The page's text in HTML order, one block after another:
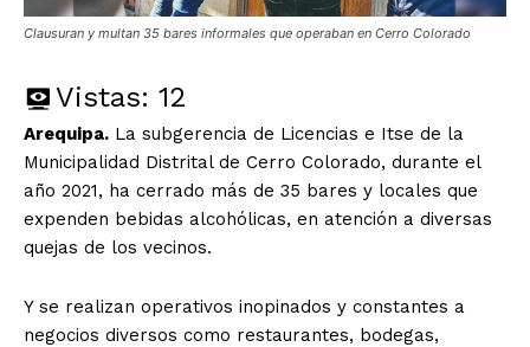
Clausuran y multan 35 bares informales que operaban en Cerro Colorado
Vistas: 12
Arequipa. La subgerencia de Licencias e Itse de la
Municipalidad Distrital de Cerro Colorado, durante el
año 2021, ha cerrado más de 35 bares y locales que
expenden bebidas alcohólicas, en atención a diversas
quejas de los vecinos.
Y se realizan operativos inopinados y constantes a
negocios diversos como restaurantes, bodegas,